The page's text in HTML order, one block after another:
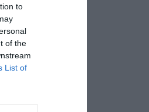
to
of the
List of